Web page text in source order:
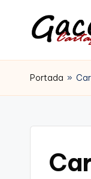
Saltar
al
G
a
e
Gaceta
que
Portada »